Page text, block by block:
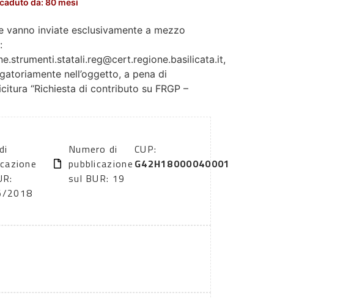
vanno inviate esclusivamente a mezzo
nell’oggetto, a pena di
“Richiesta di contributo su FRGP –
2018
Numero di
pubblicazione
sul BUR: 19
CUP:
G42H18000040001